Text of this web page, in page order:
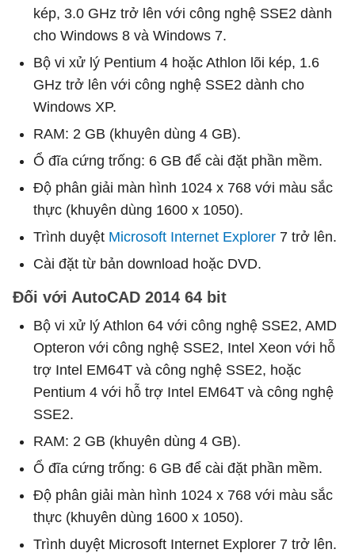
kép, 3.0 GHz trở lên với công nghệ SSE2 dành
cho Windows 8 và Windows 7.
Bộ vi xử lý Pentium 4 hoặc Athlon lõi kép, 1.6
GHz trở lên với công nghệ SSE2 dành cho
Windows XP.
RAM: 2 GB (khuyên dùng 4 GB).
Ổ đĩa cứng trống: 6 GB để cài đặt phần mềm.
Độ phân giải màn hình 1024 x 768 với màu sắc
thực (khuyên dùng 1600 x 1050).
Trình duyệt Microsoft Internet Explorer 7 trở lên.
Cài đặt từ bản download hoặc DVD.
Đối với AutoCAD 2014 64 bit
Bộ vi xử lý Athlon 64 với công nghệ SSE2, AMD
Opteron với công nghệ SSE2, Intel Xeon với hỗ
trợ Intel EM64T và công nghệ SSE2, hoặc
Pentium 4 với hỗ trợ Intel EM64T và công nghệ
SSE2.
RAM: 2 GB (khuyên dùng 4 GB).
Ổ đĩa cứng trống: 6 GB để cài đặt phần mềm.
Độ phân giải màn hình 1024 x 768 với màu sắc
thực (khuyên dùng 1600 x 1050).
Trình duyệt Microsoft Internet Explorer 7 trở lên.